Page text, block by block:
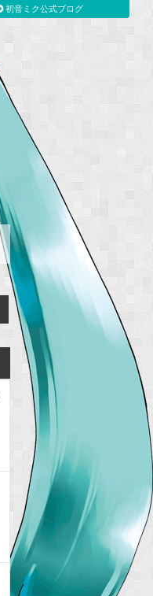
初音ミク公式ブログ